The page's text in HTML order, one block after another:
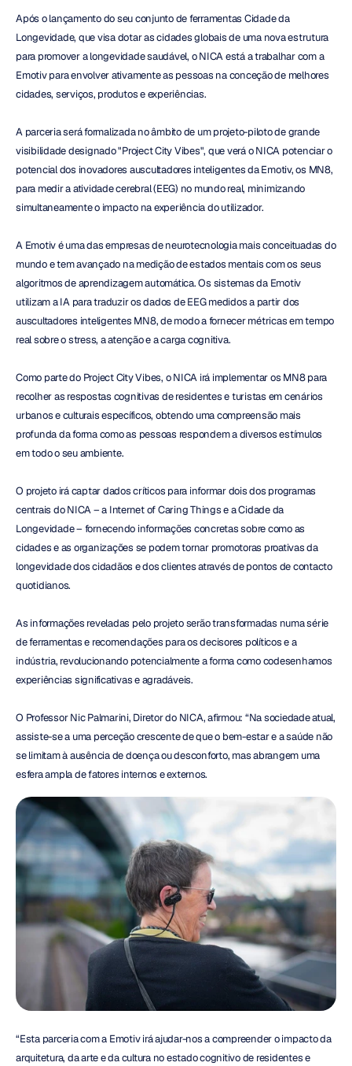
Após o lançamento do seu conjunto de ferramentas Cidade da
Longevidade, que visa dotar as cidades globais de uma nova estrutura
para promover a longevidade saudável, o NICA está a trabalhar com a
Emotiv para envolver ativamente as pessoas na conceção de melhores
cidades, serviços, produtos e experiências.
A parceria será formalizada no âmbito de um projeto-piloto de grande
visibilidade designado "Project City Vibes", que verá o NICA potenciar o
potencial dos inovadores auscultadores inteligentes da Emotiv, os MN8,
para medir a atividade cerebral (EEG) no mundo real, minimizando
simultaneamente o impacto na experiência do utilizador.
A Emotiv é uma das empresas de neurotecnologia mais conceituadas do
mundo e tem avançado na medição de estados mentais com os seus
algoritmos de aprendizagem automática. Os sistemas da Emotiv
utilizam a IA para traduzir os dados de EEG medidos a partir dos
auscultadores inteligentes MN8, de modo a fornecer métricas em tempo
real sobre o stress, a atenção e a carga cognitiva.
Como parte do Project City Vibes, o NICA irá implementar os MN8 para
recolher as respostas cognitivas de residentes e turistas em cenários
urbanos e culturais específicos, obtendo uma compreensão mais
profunda da forma como as pessoas respondem a diversos estímulos
em todo o seu ambiente.
O projeto irá captar dados críticos para informar dois dos programas
centrais do NICA – a Internet of Caring Things e a Cidade da
Longevidade – fornecendo informações concretas sobre como as
cidades e as organizações se podem tornar promotoras proativas da
longevidade dos cidadãos e dos clientes através de pontos de contacto
quotidianos.
As informações reveladas pelo projeto serão transformadas numa série
de ferramentas e recomendações para os decisores políticos e a
indústria, revolucionando potencialmente a forma como codesenhamos
experiências significativas e agradáveis.
O Professor Nic Palmarini, Diretor do NICA, afirmou: “Na sociedade atual,
assiste-se a uma perceção crescente de que o bem-estar e a saúde não
se limitam à ausência de doença ou desconforto, mas abrangem uma
esfera ampla de fatores internos e externos.
“Esta parceria com a Emotiv irá ajudar-nos a compreender o impacto da
arquitetura, da arte e da cultura no estado cognitivo de residentes e